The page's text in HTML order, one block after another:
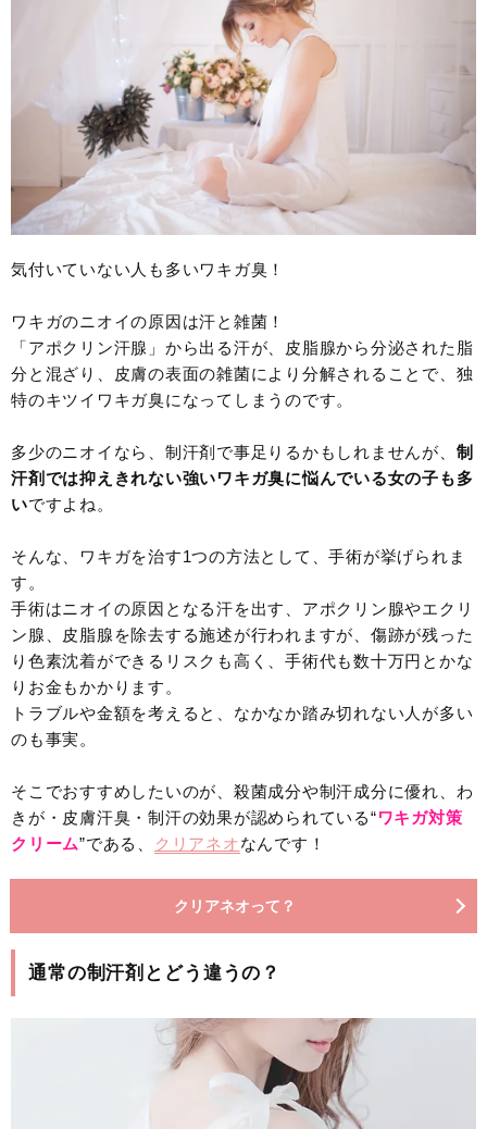
気付いていない人も多いワキガ臭！
ワキガのニオイの原因は汗と雑菌！
「アポクリン汗腺」から出る汗が、皮脂腺から分泌された脂
分と混ざり、皮膚の表面の雑菌により分解されることで、独
特のキツイワキガ臭になってしまうのです。
多少のニオイなら、制汗剤で事足りるかもしれませんが、 制
汗剤では抑えきれない強いワキガ臭に悩んでいる女の子も多
いですよね。
そんな、ワキガを治す1つの方法として、手術が挙げられま
す。
手術はニオイの原因となる汗を出す、アポクリン腺やエクリ
ン腺、皮脂腺を除去する施述が行われますが、傷跡が残った
り色素沈着ができるリスクも高く、手術代も数十万円とかな
りお金もかかります。
トラブルや金額を考えると、なかなか踏み切れない人が多い
のも事実。
そこでおすすめしたいのが、殺菌成分や制汗成分に優れ、わ
きが・皮膚汗臭・制汗の効果が認められている“ワキガ対策
クリーム”である、 クリアネオ なんです！
クリアネオって？
通常の制汗剤とどう違うの？